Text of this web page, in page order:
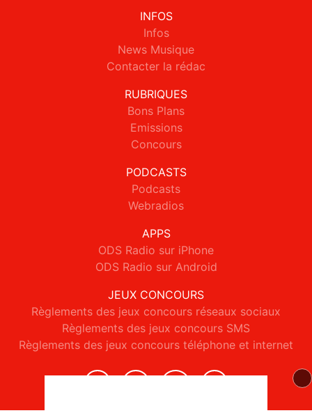
INFOS
Infos
News Musique
Contacter la rédac
RUBRIQUES
Bons Plans
Emissions
Concours
PODCASTS
Podcasts
Webradios
APPS
ODS Radio sur iPhone
ODS Radio sur Android
JEUX CONCOURS
Règlements des jeux concours réseaux sociaux
Règlements des jeux concours SMS
Règlements des jeux concours téléphone et internet